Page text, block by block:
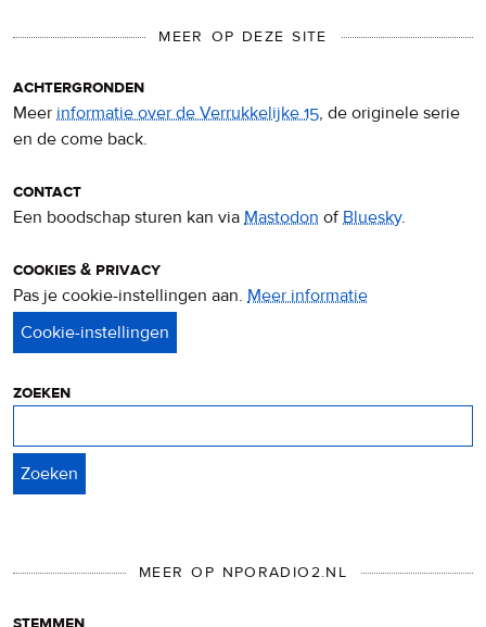
MEER OP DEZE SITE
achtergronden
Meer informatie over de Verrukkelijke 15, de originele serie
en de come back.
contact
Een boodschap sturen kan via Mastodon ofBluesky.
cookies & privacy
Pas je cookie-instellingen aan. Meer informatie
zoeken
MEER OP NPORADIO2.NL